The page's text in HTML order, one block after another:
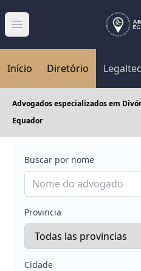
Abrir menú
Início Diretório
Advogados especializados em
Equador
Buscar por nome
Provincia
Cidade